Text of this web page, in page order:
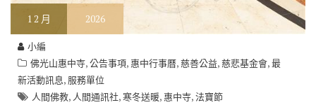
12 月 2026
小編
佛光山惠中寺,公告事項, 惠中行事曆,慈善公益,慈悲基金會,最
新活動訊息, 服務單位
人間佛教, 人間通訊社,寒冬送暖, 惠中寺,法寶節